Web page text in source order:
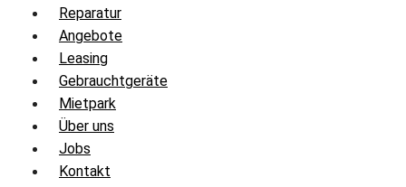
Reparatur
Angebote
Leasing
Gebrauchtgeräte
Mietpark
Über uns
Jobs
Kontakt